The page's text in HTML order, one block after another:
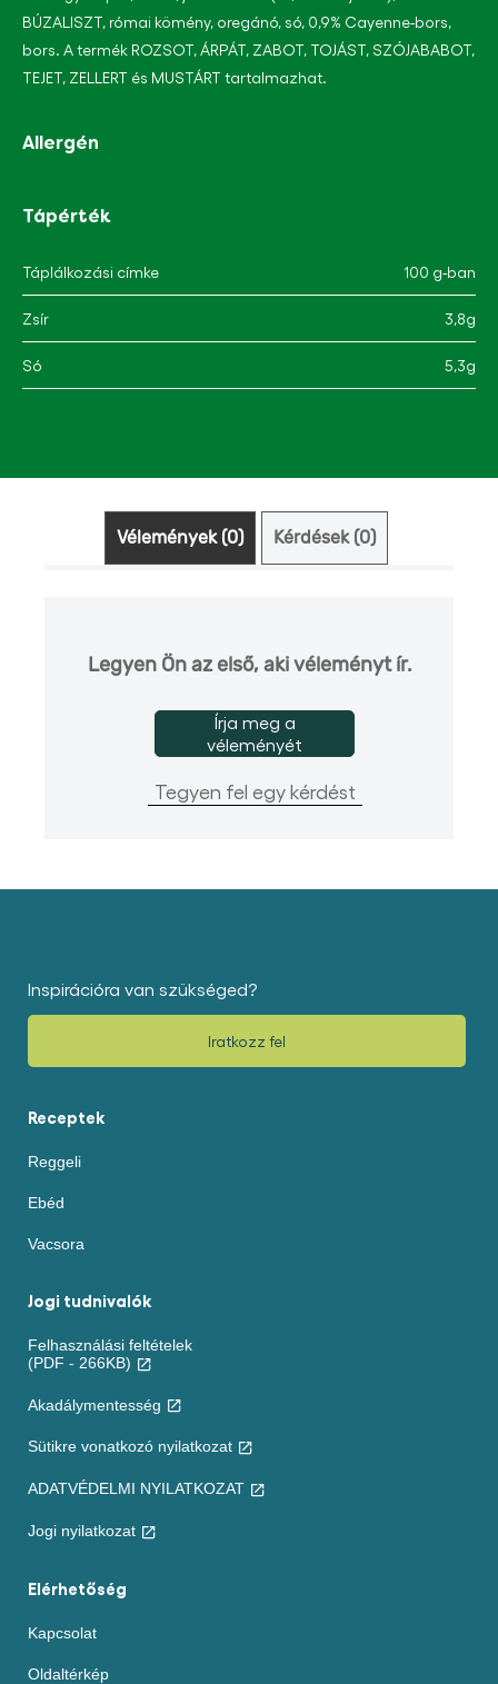
BÚZALISZT, római kömény, oregánó, só, 0,9% Cayenne-bors,
bors. A termék ROZSOT, ÁRPÁT, ZABOT, TOJÁST, SZÓJABABOT,
TEJET, ZELLERT és MUSTÁRT tartalmazhat.
Allergén
Tápérték
Táplálkozási címke 100 g-ban
Zsír 3,8g
Só 5,3g
Vélemények (0) Kérdések (0)
Legyen Ön az első, aki véleményt ír.
Írja meg a
véleményét
Tegyen fel egy kérdést
Inspirációra van szükséged?
Iratkozz fel
Receptek
Reggeli
Ebéd
Vacsora
Jogi tudnivalók
Felhasználási feltételek
(PDF - 266KB)
Akadálymentesség
Sütikre vonatkozó nyilatkozat
ADATVÉDELMI NYILATKOZAT
Jogi nyilatkozat
Elérhetőség
Kapcsolat
Oldaltérkép